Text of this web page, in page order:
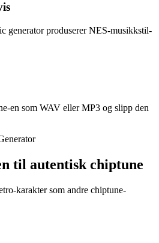
generator produserer NES-musikkstil-
en som WAV eller MP3 og slipp den
til autentisk chiptune
karakter som andre chiptune-